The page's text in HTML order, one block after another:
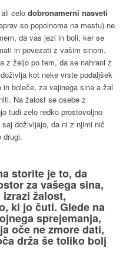
celo dobronamerni nasveti
so popolnoma na mestu) ne
da vas jezi in boli, ker se
in povezati z vašim sinom.
z željo po tem, da se nahrani z
kot neke vrste podaljšek
boleče, za vajinega sina a žal
Na žalost se osebe z
tudi zelo redko prostovoljno
saj doživljajo, da ni z njimi nič
drugi.
storite je to, da
za vašega sina,
žalost,
ki jo čuti. Glede na
sprejemanja,
oče ne zmore dati,
drža še toliko bolj